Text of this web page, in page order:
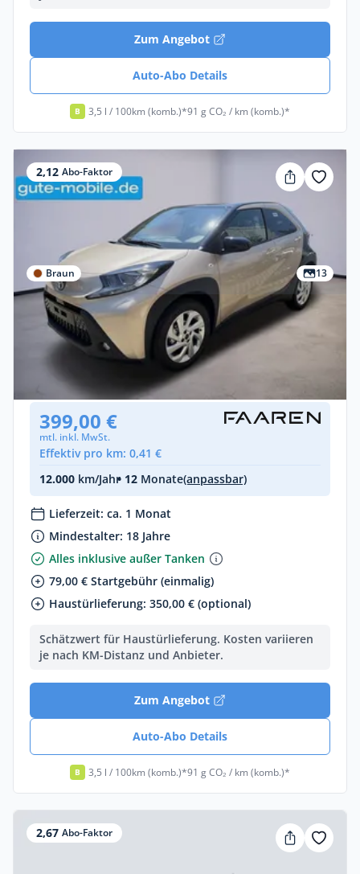
Zum Angebot
Auto-Abo Details
B 3,5 l / 100km (komb.)*91 g CO₂ / km (komb.)*
2,12 Abo-Faktor
Braun 13
Privat & Gewerbe
Toyota Aygo X Pulse
Manuell •71 PS (52 kW)
Gebraucht
• EZ: 01/2023
399,00 €
mtl. inkl. MwSt.
Effektiv pro km: 0,41 €
12.000 km/Jahr• 12 Monate(anpassbar)
Lieferzeit: ca. 1 Monat
Mindestalter: 18 Jahre
Alles inklusive außer Tanken
79,00 € Startgebühr (einmalig)
Haustürlieferung: 350,00 € (optional)
Schätzwert für Haustürlieferung. Kosten variieren
je nach KM-Distanz und Anbieter.
Zum Angebot
Auto-Abo Details
B 3,5 l / 100km (komb.)*91 g CO₂ / km (komb.)*
2,67 Abo-Faktor